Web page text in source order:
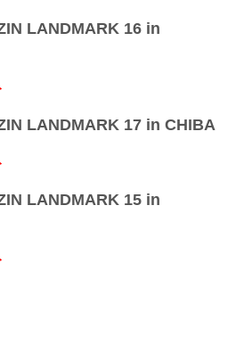
LANDMARK 16 in
LANDMARK 17 in CHIBA
LANDMARK 15 in